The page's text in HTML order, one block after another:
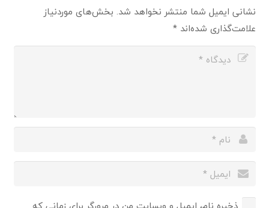
نشانی ایمیل شما منتشر نخواهد شد. بخش‌های موردنیاز
علامت‌گذاری شده‌اند*